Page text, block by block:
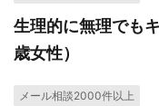
生理的に無理でも
歳女性）
メール相談2000件以上